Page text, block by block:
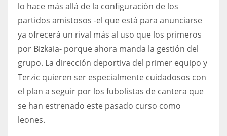
DEN
24
PIT
20
lo hace más allá de la configuración de los
partidos amistosos -el que está para anunciarse
ya ofrecerá un rival más al uso que los primeros
por Bizkaia- porque ahora manda la gestión del
grupo. La dirección deportiva del primer equipo y
Terzic quieren ser especialmente cuidadosos con
el plan a seguir por los fubolistas de cantera que
se han estrenado este pasado curso como
leones.